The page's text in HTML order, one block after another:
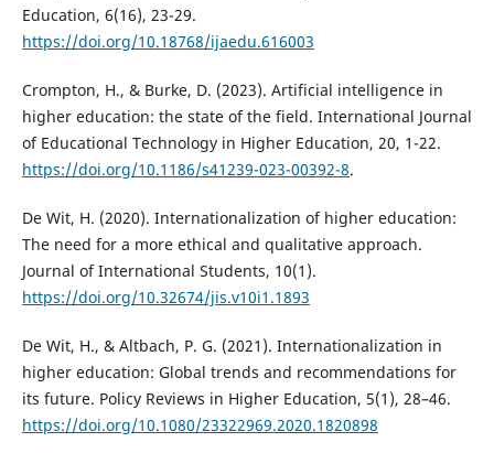
Education, 6(16), 23-29.
https://doi.org/10.18768/ijaedu.616003
Crompton, H., & Burke, D. (2023). Artificial intelligence in
higher education: the state of the field. International Journal
of Educational Technology in Higher Education, 20, 1-22.
https://doi.org/10.1186/s41239-023-00392-8.
De Wit, H. (2020). Internationalization of higher education:
The need for a more ethical and qualitative approach.
Journal of International Students, 10(1).
https://doi.org/10.32674/jis.v10i1.1893
De Wit, H., & Altbach, P. G. (2021). Internationalization in
higher education: Global trends and recommendations for
its future. Policy Reviews in Higher Education, 5(1), 28–46.
https://doi.org/10.1080/23322969.2020.1820898